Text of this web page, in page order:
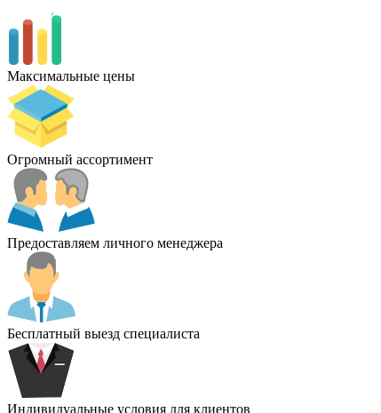
Максимальные цены
Огромный ассортимент
Предоставляем личного менеджера
Бесплатный выезд специалиста
Индивидуальные условия для клиентов